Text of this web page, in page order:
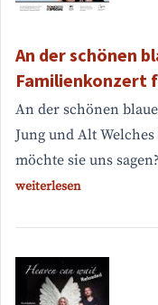
An der schönen
Familienkonzert
An der schönen
Jung und Alt
möchte sie uns
weiterlesen